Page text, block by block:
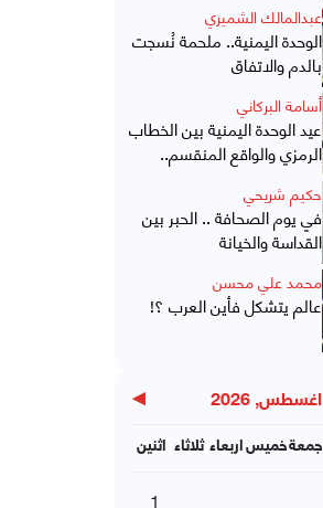
عبدالمالك الشميري
الوحدة اليمنية.. ملحمة نُسجت
بالدم والاتفاق
أسامة البركاني
عيد الوحدة اليمنية بين الخطاب
الرمزي والواقع المنقسم..
حكيم شريحي
في يوم الصحافة .. الحبر بين
القداسة والخيانة
محمد علي محسن
عالم يتشكل فأين العرب ؟!
اغسطس, 2026 ▶
اثنين ثلاثاء اربعاءخميسجمعة
1